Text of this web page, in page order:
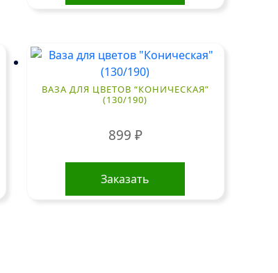
ВАЗА ДЛЯ ЦВЕТОВ “КОНИЧЕСКАЯ”
(130/190)
899 ₽
Заказать